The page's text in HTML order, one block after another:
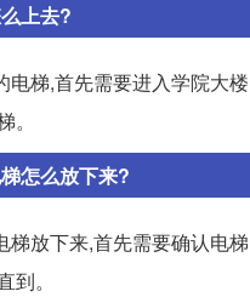
上去?
梯,首先需要进入学院大
怎么放下来?
梯放下来,首先需要确认电
。